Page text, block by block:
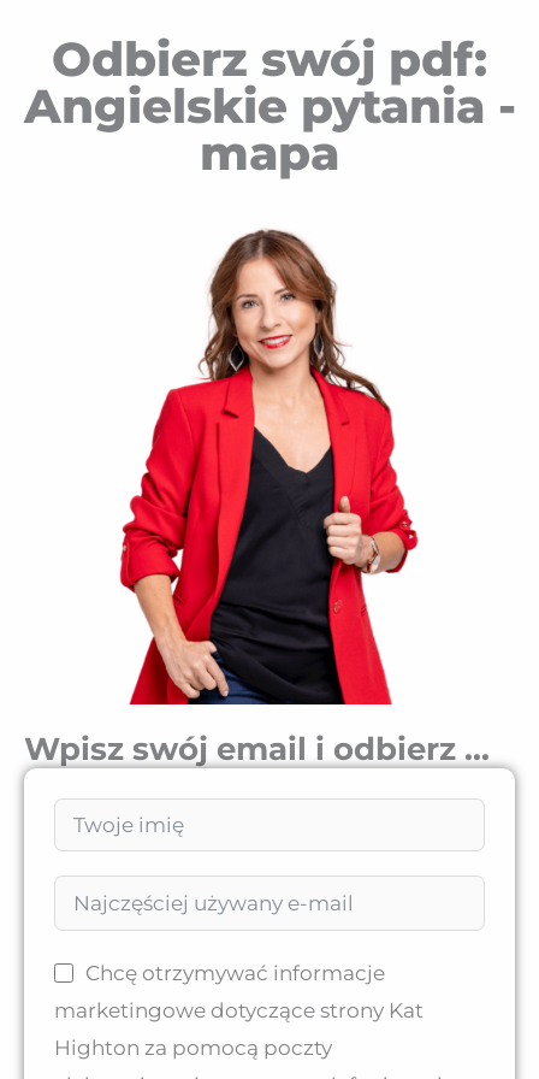
Odbierz swój pdf:
Angielskie pytania -
mapa
Wpisz swój email i odbierz ...
Chcę otrzymywać informacje
marketingowe dotyczące strony Kat
Highton za pomocą poczty